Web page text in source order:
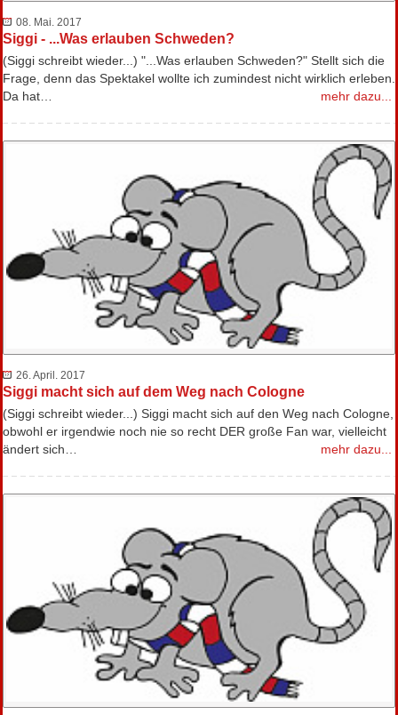
08. Mai. 2017
Siggi - ...Was erlauben Schweden?
(Siggi schreibt wieder...) "...Was erlauben Schweden?" Stellt sich die
Frage, denn das Spektakel wollte ich zumindest nicht wirklich erleben.
Da hat…
mehr dazu...
26. April. 2017
Siggi macht sich auf dem Weg nach Cologne
(Siggi schreibt wieder...) Siggi macht sich auf den Weg nach Cologne,
obwohl er irgendwie noch nie so recht DER große Fan war, vielleicht
ändert sich…
mehr dazu...